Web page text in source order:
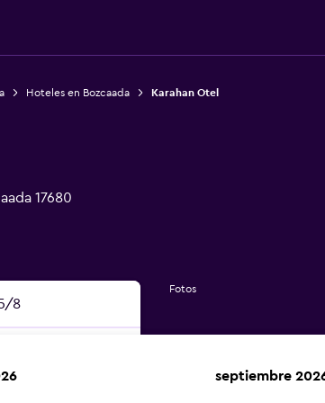
Hoteles en Bozcaada Karahan Otel
17680
8
Fotos
septiembre